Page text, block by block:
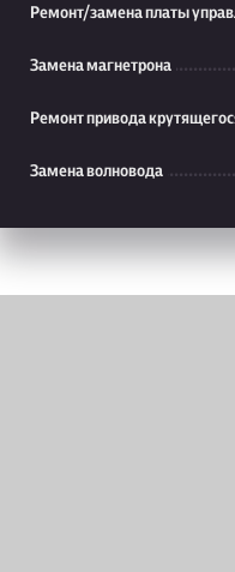
Ремонт/замена платы
Замена магнетрона
Ремонт привода
Замена волновода